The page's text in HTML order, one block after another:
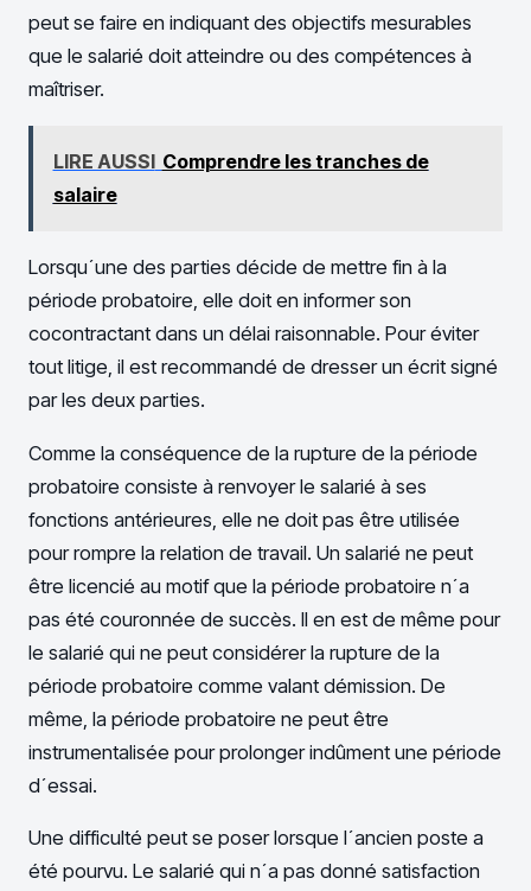
peut se faire en indiquant des objectifs mesurables
que le salarié doit atteindre ou des compétences à
maîtriser.
LIRE AUSSI Comprendre les tranches de
salaire
Lorsqu´une des parties décide de mettre fin à la
période probatoire, elle doit en informer son
cocontractant dans un délai raisonnable. Pour éviter
tout litige, il est recommandé de dresser un écrit signé
par les deux parties.
Comme la conséquence de la rupture de la période
probatoire consiste à renvoyer le salarié à ses
fonctions antérieures, elle ne doit pas être utilisée
pour rompre la relation de travail. Un salarié ne peut
être licencié au motif que la période probatoire n´a
pas été couronnée de succès. Il en est de même pour
le salarié qui ne peut considérer la rupture de la
période probatoire comme valant démission. De
même, la période probatoire ne peut être
instrumentalisée pour prolonger indûment une période
d´essai.
Une difficulté peut se poser lorsque l´ancien poste a
été pourvu. Le salarié qui n´a pas donné satisfaction